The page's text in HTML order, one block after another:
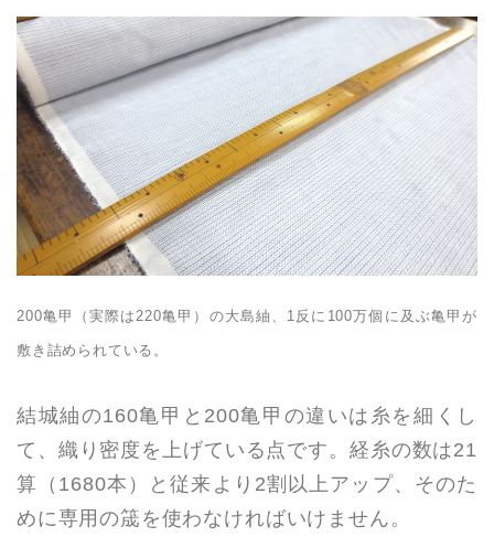
200亀甲（実際は220亀甲）の大島紬、1反に100万個に及ぶ亀甲が
敷き詰められている。
結城紬の160亀甲と200亀甲の違いは糸を細くし
て、織り密度を上げている点です。経糸の数は21
算（1680本）と従来より2割以上アップ、そのた
めに専用の筬を使わなければいけません。